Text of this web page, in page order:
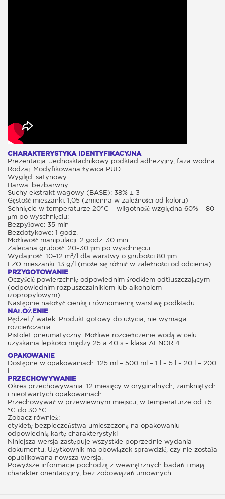
CHARAKTERYSTYKA IDENTYFIKACYJNA
Prezentacja: Jednoskładnikowy podkład adhezyjny, faza wodna
Rodzaj: Modyfikowana żywica PUD
Wygląd: satynowy
Barwa: bezbarwny
Suchy ekstrakt wagowy (BASE): 38% ± 3
Gęstość mieszanki: 1,05 (zmienna w zależności od koloru)
Schnięcie w temperaturze 20°C – wilgotność względna 60% – 80
µm po wyschnięciu:
Bezpyłowe: 35 min
Bezdotykowe: 1 godz.
Możliwość manipulacji: 2 godz. 30 min
Zalecana grubość: 20–30 µm po wyschnięciu
Wydajność: 10–12 m²/l dla warstwy o grubości 80 µm
LZO mieszanki: 13 g/l (może się różnić w zależności od odcienia)
PRZYGOTOWANIE
Oczyścić powierzchnię odpowiednim środkiem odtłuszczającym
(odpowiednim rozpuszczalnikiem lub alkoholem
izopropylowym).
Następnie nałożyć cienką i równomierną warstwę podkładu.
NAŁOŻENIE
Pędzel / wałek: Produkt gotowy do użycia, nie wymaga
rozcieńczania.
Pistolet pneumatyczny: Możliwe rozcieńczenie wodą w celu
uzyskania lepkości między 25 a 40 s – klasa AFNOR 4.
OPAKOWANIE
Dostępne w opakowaniach: 125 ml – 500 ml – 1 l – 5 l – 20 l – 200
PRZECHOWYWANIE
Okres przechowywania: 12 miesięcy w oryginalnych, zamkniętych
i nieotwartych opakowaniach.
Przechowywać w przewiewnym miejscu, w temperaturze od +5
°C do 30 °C.
Zobacz również:
etykietę bezpieczeństwa umieszczoną na opakowaniu
odpowiednią kartę charakterystyki
Niniejsza wersja zastępuje wszystkie poprzednie wydania
dokumentu. Użytkownik ma obowiązek sprawdzić, czy nie została
opublikowana nowsza wersja.
Powyższe informacje pochodzą z wewnętrznych badań i mają
charakter orientacyjny, bez zobowiązań umownych.